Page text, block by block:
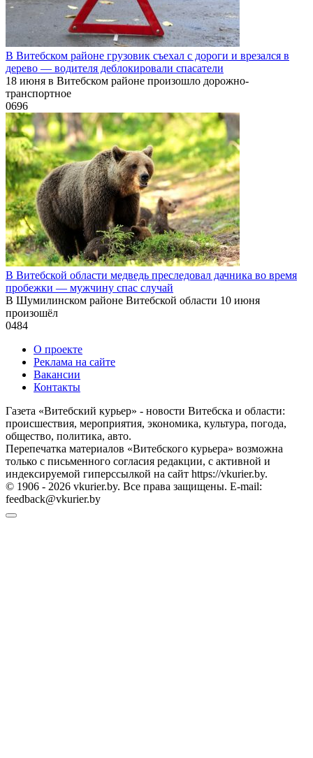
В Витебском районе грузовик съехал с дороги и врезался в
дерево — водителя деблокировали спасатели
18 июня в Витебском районе произошло дорожно-
транспортное
0696
В Витебской области медведь преследовал дачника во время
пробежки — мужчину спас случай
В Шумилинском районе Витебской области 10 июня
произошёл
0484
О проекте
Реклама на сайте
Вакансии
Контакты
Газета «Витебский курьер» - новости Витебска и области:
происшествия, мероприятия, экономика, культура, погода,
общество, политика, авто.
Перепечатка материалов «Витебского курьера» возможна
только с письменного согласия редакции, с активной и
индексируемой гиперссылкой на сайт https://vkurier.by.
© 1906 - 2026 vkurier.by. Все права защищены. E-mail:
feedback@vkurier.by